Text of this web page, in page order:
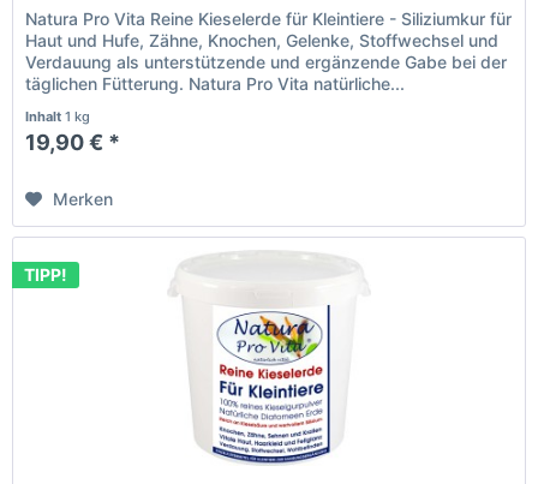
Natura Pro Vita Reine Kieselerde für Kleintiere - Siliziumkur für
Haut und Hufe, Zähne, Knochen, Gelenke, Stoffwechsel und
Verdauung als unterstützende und ergänzende Gabe bei der
täglichen Fütterung. Natura Pro Vita natürliche...
Inhalt1 kg
19,90 € *
Merken
TIPP!